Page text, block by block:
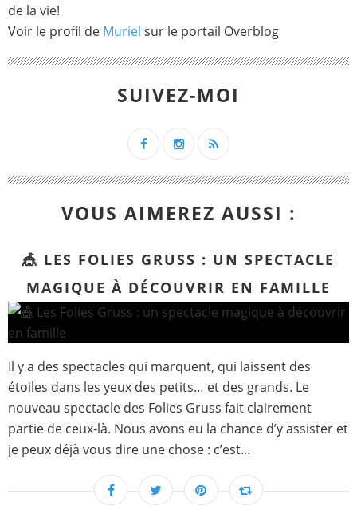
de la vie!
Voir le profil de Muriel sur le portail Overblog
SUIVEZ-MOI
VOUS AIMEREZ AUSSI :
🎪 LES FOLIES GRUSS : UN SPECTACLE
MAGIQUE À DÉCOUVRIR EN FAMILLE
Il y a des spectacles qui marquent, qui laissent des
étoiles dans les yeux des petits… et des grands. Le
nouveau spectacle des Folies Gruss fait clairement
partie de ceux-là. Nous avons eu la chance d’y assister et
je peux déjà vous dire une chose : c’est...